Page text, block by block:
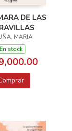
DE LAS
MARIA
En stock